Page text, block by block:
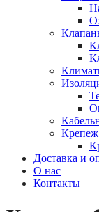
Крепеж
Доставка и
О нас
Контакты